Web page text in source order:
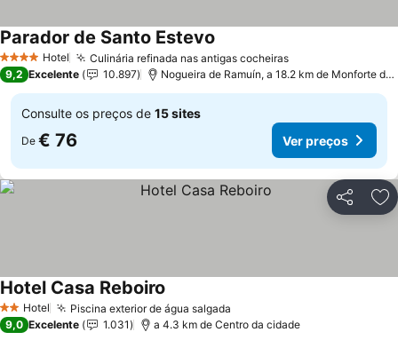
4 EstrelasHotel Culinária refinada nas antigas cocheiras
Parador de Santo Estevo
9,2 Excelente 10.897 Nogueira de Ramuín, a 18.2 km de Monforte de Lemos
Consulte os preços de 15 sites
De € 76 Ver preços
Partilhar
2 Estrelas
Hotel Piscina exterior de água salgada
Hotel Casa Reboiro
9,0 Excelente 1.031 a 4.3 km de Centro da cidade